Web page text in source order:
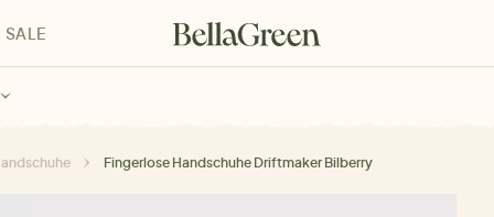
für Kinder
SALE
Fingerlose Handschuhe Driftmaker Bilberry